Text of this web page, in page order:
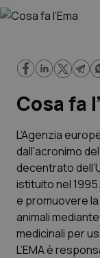
Cronache
Governo e
Regioni e Asl
Lavoro e
Scienza e
Studi e Analisi
Cosa fa
L’Agenzia
dall'acronimo
decentrato
istituito nel
e promuovere
animali
medicinali per
L’EMA è